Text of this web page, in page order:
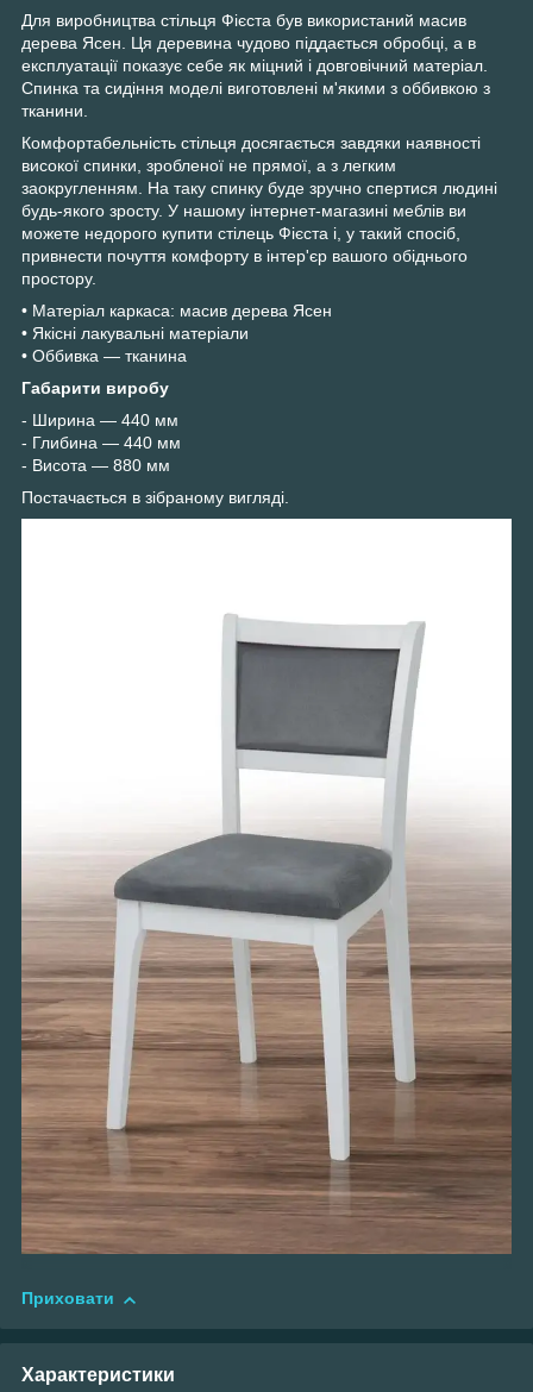
Для виробництва стільця Фієста був використаний масив
дерева Ясен. Ця деревина чудово піддається обробці, а в
експлуатації показує себе як міцний і довговічний матеріал.
Спинка та сидіння моделі виготовлені м'якими з оббивкою з
тканини.
Комфортабельність стільця досягається завдяки наявності
високої спинки, зробленої не прямої, а з легким
заокругленням. На таку спинку буде зручно спертися людині
будь-якого зросту. У нашому інтернет-магазині меблів ви
можете недорого купити стілець Фієста і, у такий спосіб,
привнести почуття комфорту в інтер'єр вашого обіднього
простору.
• Матеріал каркаса: масив дерева Ясен
• Якісні лакувальні матеріали
• Оббивка — тканина
Габарити виробу
- Ширина — 440 мм
- Глибина — 440 мм
- Висота — 880 мм
Постачається в зібраному вигляді.
Приховати
Характеристики